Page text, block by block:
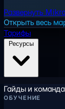
Развернуть
Открыть весь
Тарифы
Гайды и
ОБУЧЕНИЕ